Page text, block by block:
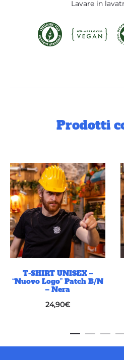
Lavare in
Prodotti
T-SHIRT UNISEX –
“Nuovo Logo” Patch B/N
– Nera
24,90€